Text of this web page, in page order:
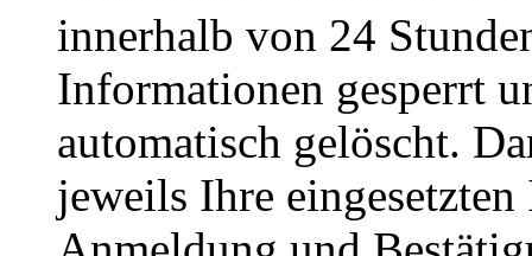
innerhalb von 24
Informationen gesperrt
automatisch gelöscht.
jeweils Ihre